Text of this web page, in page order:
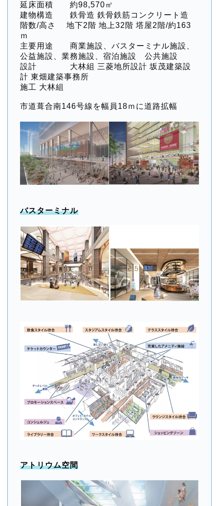
延床面積 約98,570㎡
建物構造 鉄骨造 鉄骨鉄筋コンクリート造
階数/高さ 地下2階 地上32階 塔屋2階/約163
ｍ
主要用途 商業施設、バスターミナル施設、
公益施設、業務施設、宿泊施設 公共施設
設計 大林組 三菱地所設計 坂茂建築設
計 東畑建築事務所
施工 大林組
市道葺合南146号線を幅員18ｍに道路拡幅
バスターミナル
アトリウム空間